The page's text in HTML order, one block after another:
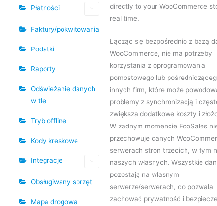
Płatności
Faktury/pokwitowania
Podatki
Raporty
Odświeżanie danych
w tle
Tryb offline
Kody kreskowe
Integracje
Obsługiwany sprzęt
Mapa drogowa
directly to your WooCommerce
real time.
Łącząc się bezpośrednio z bazą
WooCommerce, nie ma potrzeby
korzystania z oprogramowania
pomostowego lub
innych firm, które może
problemy z synchronizacją i
zwiększa dodatkowe koszty i
W żadnym momencie FooSales
przechowuje danych
serwerach stron trzecich, w tym
naszych własnych. Wszystkie
pozostają na własnym
serwerze/serwerach, co pozwala
zachować prywatność i